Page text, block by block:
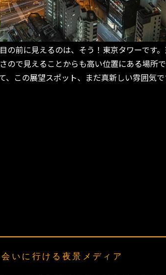
前に見えるのは、そう！東京タワーです
ので見えることからも高い位置にある場所
この展望スポット、まだ真新しい雰囲気
に行ける夜景メディア